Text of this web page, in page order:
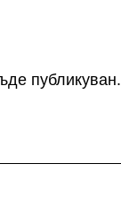
публикуван.